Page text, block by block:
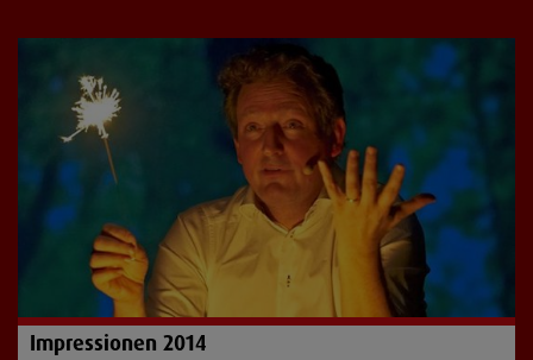
Impressionen 2014